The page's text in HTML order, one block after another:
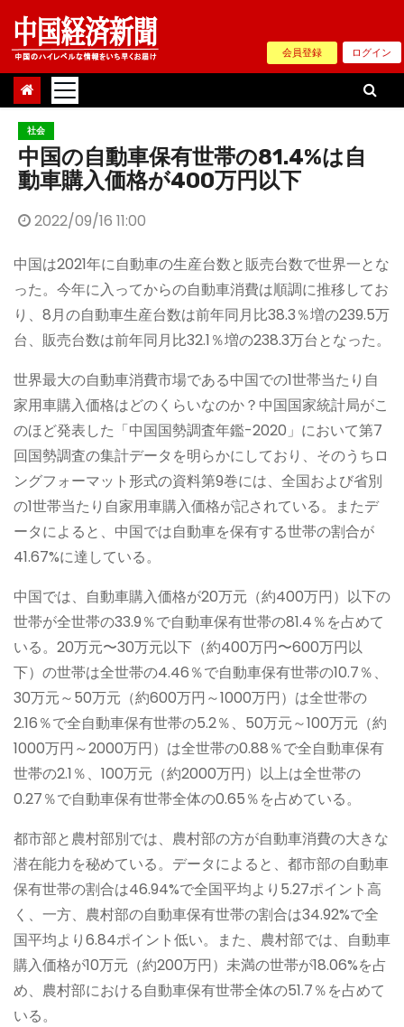
Skip
content
会員登録 ログイン
社会
中国の自動車保有世帯の81.4%は自
動車購入価格が400万円以下
2022/09/16 11:00
中国は2021年に自動車の生産台数と販売台数で世界一とな
った。今年に入ってからの自動車消費は順調に推移してお
り、8月の自動車生産台数は前年同月比38.3％増の239.5万
台、販売台数は前年同月比32.1％増の238.3万台となった。
世界最大の自動車消費市場である中国での1世帯当たり自
家用車購入価格はどのくらいなのか？中国国家統計局がこ
のほど発表した「中国国勢調査年鑑-2020」において第7
回国勢調査の集計データを明らかにしており、そのうちロ
ングフォーマット形式の資料第9巻には、全国および省別
の1世帯当たり自家用車購入価格が記されている。またデ
ータによると、中国では自動車を保有する世帯の割合が
41.67%に達している。
中国では、自動車購入価格が20万元（約400万円）以下の
世帯が全世帯の33.9％で自動車保有世帯の81.4％を占めて
いる。20万元〜30万元以下（約400万円〜600万円以
下）の世帯は全世帯の4.46％で自動車保有世帯の10.7％、
30万元～50万元（約600万円～1000万円）は全世帯の
2.16％で全自動車保有世帯の5.2％、50万元～100万元（約
1000万円～2000万円）は全世帯の0.88％で全自動車保有
世帯の2.1％、100万元（約2000万円）以上は全世帯の
0.27％で自動車保有世帯全体の0.65％を占めている。
都市部と農村部別では、農村部の方が自動車消費の大きな
潜在能力を秘めている。データによると、都市部の自動車
保有世帯の割合は46.94%で全国平均より5.27ポイント高
く、一方、農村部の自動車保有世帯の割合は34.92%で全
国平均より6.84ポイント低い。また、農村部では、自動車
購入価格が10万元（約200万円）未満の世帯が18.06%を占
め、農村部における自動車保有世帯全体の51.7％を占めて
いる。